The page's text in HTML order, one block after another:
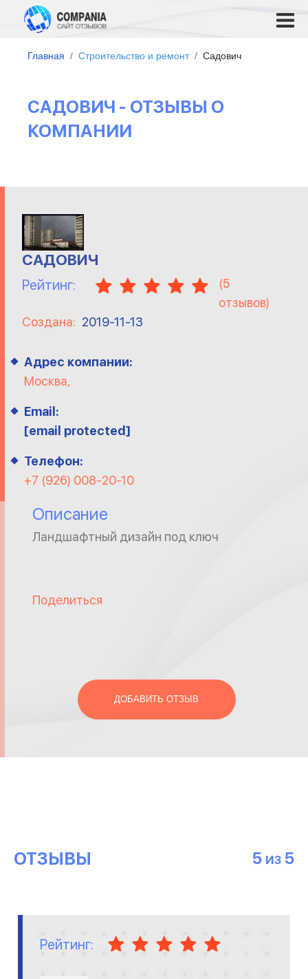
Главная Строительство и ремонт Садович
САДОВИЧ - ОТЗЫВЫ О
КОМПАНИИ
САДОВИЧ
Рейтинг: (5
отзывов)
Создана: 2019-11-13
Адрес компании:
Москва,
Email:
[email protected]
Телефон:
+7 (926) 008-20-10
Описание
Ландшафтный дизайн под ключ
Поделиться
ДОБАВИТЬ ОТЗЫВ
ОТЗЫВЫ 5 ИЗ 5
Рейтинг: